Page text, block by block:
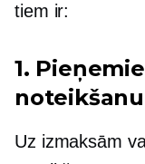
tiem ir:
1.
noteikšanu
Uz izmaksām